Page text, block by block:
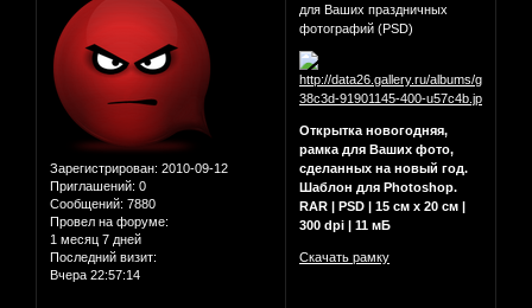
Зарегистрирован: 2010-09-12
Приглашений: 0
Сообщений: 7880
Провел на форуме:
1 месяц 7 дней
Последний визит:
Вчера 22:57:14
для Ваших праздничных
фотографий (PSD)
Открытка новогодняя,
рамка для Ваших фото,
сделанных на новый год.
Шаблон для Photoshop.
RAR | PSD | 15 см х 20 см |
300 dpi | 11 мБ
Скачать рамку